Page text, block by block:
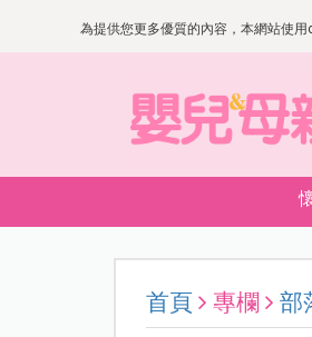
為提供您更多優質的內容，本網站使
首頁 專欄 部